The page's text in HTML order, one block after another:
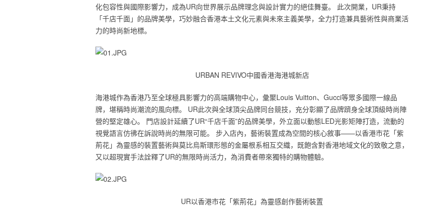
化包容性與國際影響力，成為UR向世界展示品牌理念與設計實力的絕佳舞臺。 此次開業，UR秉持
「千店千面」的品牌美學，巧妙融合香港本土文化元素與未來主義美學，全力打造兼具藝術性與商業活
力的時尚新地標。
URBAN REVIVO中國香港海港城新店
海港城作為香港乃至全球極具影響力的高端購物中心，彙聚Louis Vuitton、Gucci等眾多國際一線品
牌，堪稱時尚潮流的風向標。 UR此次與全球頂尖品牌同台競技，充分彰顯了品牌躋身全球頂級時尚陣
營的堅定雄心。 門店設計延續了UR“千店千面”的品牌美學，外立面以動態LED光影矩陣打造，流動的
視覺語言仿彿在訴說時尚的無限可能。 步入店內，藝術裝置成為空間的核心敘事——以香港市花「紫
荊花」為靈感的裝置藝術與莫比烏斯環形態的金屬根系相互交織，既飽含對香港地域文化的致敬之意，
又以超現實手法詮釋了UR的無限時尚活力，為消費者帶來獨特的購物體驗。
UR以香港市花「紫荊花」為靈感創作藝術裝置